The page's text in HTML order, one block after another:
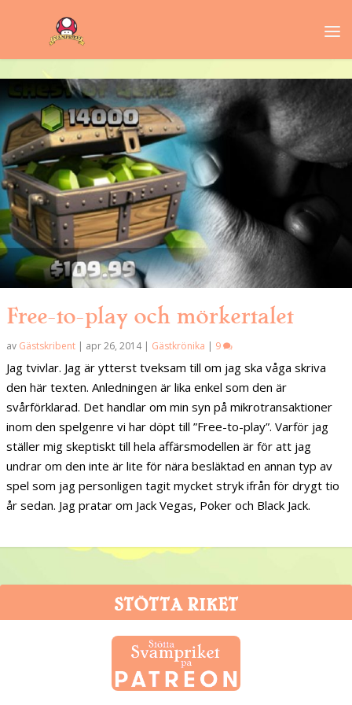
Free-to-play och mörkertalet
av Gästskribent | apr 26, 2014| Gästkrönika | 9
Jag tvivlar. Jag är ytterst tveksam till om jag ska våga skriva
den här texten. Anledningen är lika enkel som den är
svårförklarad. Det handlar om min syn på mikrotransaktioner
inom den spelgenre vi har döpt till ”Free-to-play”. Varför jag
ställer mig skeptiskt till hela affärsmodellen är för att jag
undrar om den inte är lite för nära besläktad en annan typ av
spel som jag personligen tagit mycket stryk ifrån för drygt tio
år sedan. Jag pratar om Jack Vegas, Poker och Black Jack.
STÖTTA RIKET